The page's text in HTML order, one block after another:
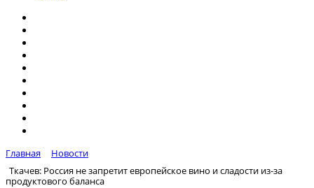
Главная
Новости
Ткачев: Россия не запретит европейское вино и сладости из-за
продуктового баланса